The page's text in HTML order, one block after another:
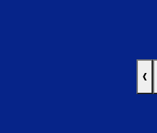
‹